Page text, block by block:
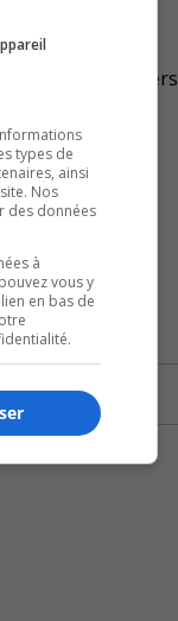
sur divers
types de
ainsi
Nos
des données
à
vous y
en bas de